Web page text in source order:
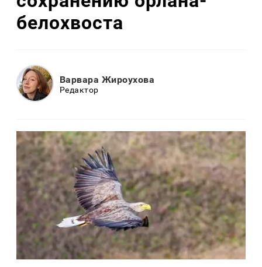
белохвоста
Варвара Жироухова
Редактор